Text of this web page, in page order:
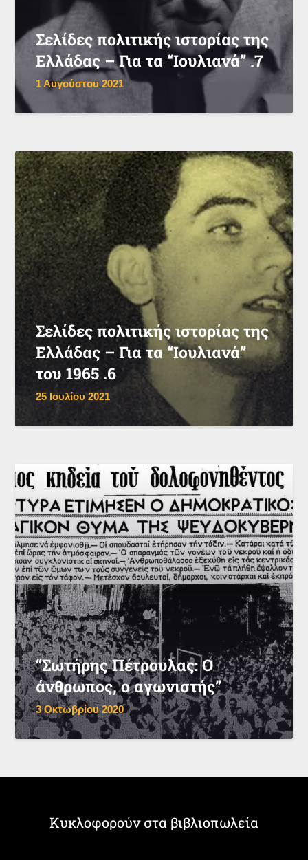
Σελίδες πολιτικής ιστορίας της
Ελλάδας – Για τα “Ιουλιανά” .7
1 Αυγούστου 2021
Σελίδες πολιτικής ιστορίας της
Ελλάδας – Για τα “Ιουλιανά”
του 1965 .6
25 Ιουλίου 2021
“Σωτήρης Πέτρουλας: Ο
άνθρωπος, ο αγωνιστής”
3 Οκτωβρίου 2020
Κυκλοφορούν στα βιβλιοπωλεία